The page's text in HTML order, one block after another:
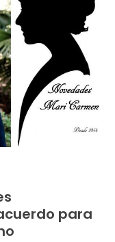
para